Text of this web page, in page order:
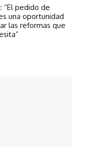
“El pedido de
una oportunidad
las reformas que